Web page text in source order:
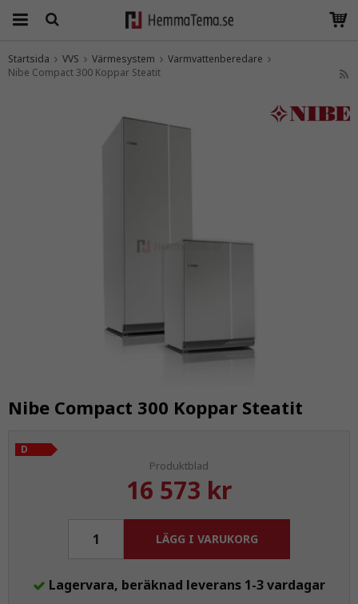
Produkten har blivit tillagd i varukorgen
Startsida VVS Värmesystem
Varmvattenberedare
Nibe Compact 300 Koppar Steatit
Nibe Compact 300 Koppar Steatit
D
Produktblad
16 573 kr
LÄGG I VARUKORG
Lagervara, beräknad leverans 1-3 vardagar